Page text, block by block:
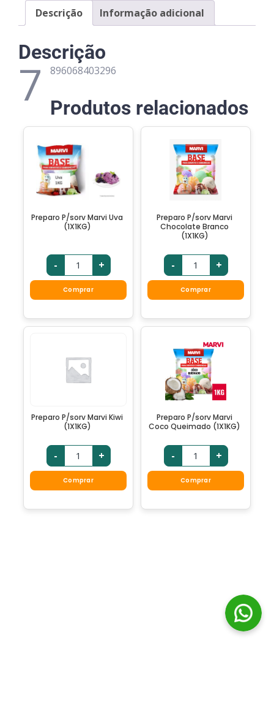
Descrição Informação adicional
Descrição
7 896068403296
Produtos relacionados
Preparo P/sorv Marvi Uva
(1X1KG)
- +
Comprar
Preparo P/sorv Marvi
Chocolate Branco
(1X1KG)
- +
Comprar
Preparo P/sorv Marvi Kiwi
(1X1KG)
- +
Comprar
Preparo P/sorv Marvi
Coco Queimado (1X1KG)
- +
Comprar